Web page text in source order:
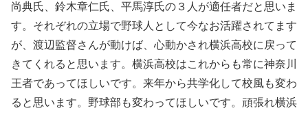
尚典氏、鈴木章仁氏、平馬淳氏の３人が適任者だと思いま
す。それぞれの立場で野球人として今なお活躍されてます
が、渡辺監督さんが動けば、心動かされ横浜高校に戻って
きてくれると思います。横浜高校はこれからも常に神奈川
王者であってほしいです。来年から共学化して校風も変わ
ると思います。野球部も変わってほしいです。頑張れ横浜